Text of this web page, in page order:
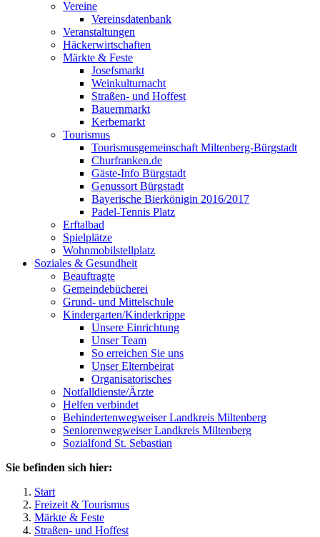
Vereine
Vereinsdatenbank
Veranstaltungen
Häckerwirtschaften
Märkte & Feste
Josefsmarkt
Weinkulturnacht
Straßen- und Hoffest
Bauernmarkt
Kerbemarkt
Tourismus
Tourismusgemeinschaft Miltenberg-Bürgstadt
Churfranken.de
Gäste-Info Bürgstadt
Genussort Bürgstadt
Bayerische Bierkönigin 2016/2017
Padel-Tennis Platz
Erftalbad
Spielplätze
Wohnmobilstellplatz
Soziales & Gesundheit
Beauftragte
Gemeindebücherei
Grund- und Mittelschule
Kindergarten/Kinderkrippe
Unsere Einrichtung
Unser Team
So erreichen Sie uns
Unser Elternbeirat
Organisatorisches
Notfalldienste/Ärzte
Helfen verbindet
Behindertenwegweiser Landkreis Miltenberg
Seniorenwegweiser Landkreis Miltenberg
Sozialfond St. Sebastian
Sie befinden sich hier:
Start
Freizeit & Tourismus
Märkte & Feste
Straßen- und Hoffest